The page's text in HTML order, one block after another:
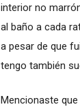
interior no
al baño a cada
a pesar de que
tengo también
Mencionaste